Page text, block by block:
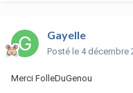
Gayelle
Posté le 4 décembre
Merci FolleDuGenou